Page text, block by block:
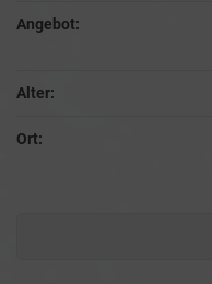
Angebot:
Alter:
Ort: